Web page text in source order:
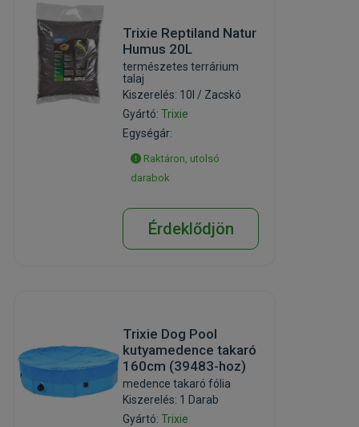
Trixie Reptiland Natur
Humus 20L
természetes terrárium
talaj
Kiszerelés: 10l / Zacskó
Gyártó:Trixie
Egységár:
Raktáron, utolsó
darabok
Érdeklődjön
Trixie Dog Pool
kutyamedence takaró
160cm (39483-hoz)
medence takaró fólia
Kiszerelés: 1 Darab
Gyártó:Trixie